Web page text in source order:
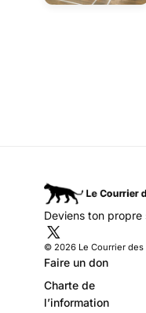
Deviens ton propre
© 2026 Le Courrier des
Faire un don
Charte de
l’information